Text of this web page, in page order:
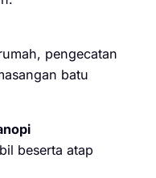
pengecatan
batu
beserta atap